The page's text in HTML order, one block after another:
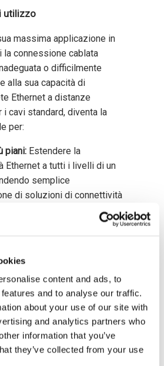
content and ads, to
and to analyse our traffic.
about your use of our site with
and analytics partners who
information that you’ve
they’ve collected from your use
utilizzo
massima applicazione in
la connessione cablata
o difficilmente
alla sua capacità di
Ethernet a distanze
cavi standard, diventa la
per:
piani: Estendere la
Ethernet a tutti i livelli di un
semplice
di soluzioni di connettività
o complessi residenziali.
difficili:In combinazione
IP67, il GPeR è ideale per
in miniere, gallerie, cantieri
a condizioni
estreme.